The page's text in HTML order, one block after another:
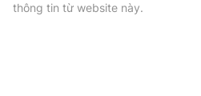
thông tin từ website này.